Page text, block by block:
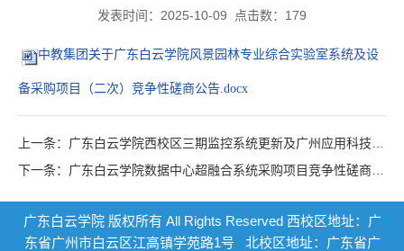
发表时间：2025-10-09 点击数： 179
中教集团关于广东白云学院风景园林专业综合实验室系统及设
备采购项目（二次）竞争性磋商公告.docx
广东白云学院 版权所有 All Rights Reserved 西校区地址： 广
东省广州市白云区江高镇学苑路1号 北校区地址：广东省广